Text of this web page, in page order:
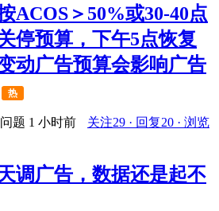
ACOS＞50%或30-40点
停预算，下午5点恢复
动广告预算会影响广告
热
题 1 小时前
关注29 · 回复20 · 浏览
调广告，数据还是起不